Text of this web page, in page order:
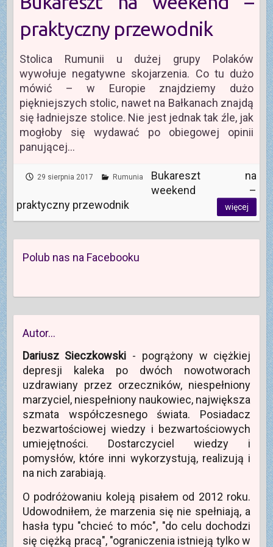
praktyczny przewodnik
Stolica Rumunii u dużej grupy Polaków
wywołuje negatywne skojarzenia. Co tu dużo
mówić – w Europie znajdziemy dużo
piękniejszych stolic, nawet na Bałkanach znajdą
się ładniejsze stolice. Nie jest jednak tak źle, jak
mogłoby się wydawać po obiegowej opinii
panującej…
29 sierpnia 2017 Rumunia
Bukareszt na
weekend –
praktyczny przewodnik
więcej
Polub nas na Facebooku
Autor…
Dariusz Sieczkowski - pogrążony w ciężkiej
depresji kaleka po dwóch nowotworach
uzdrawiany przez orzeczników, niespełniony
marzyciel, niespełniony naukowiec, największa
szmata współczesnego świata. Posiadacz
bezwartościowej wiedzy i bezwartościowych
umiejętności. Dostarczyciel wiedzy i
pomysłów, które inni wykorzystują, realizują i
na nich zarabiają.
O podróżowaniu koleją pisałem od 2012 roku.
Udowodniłem, że marzenia się nie spełniają, a
hasła typu "chcieć to móc", "do celu dochodzi
się ciężką pracą", "ograniczenia istnieją tylko w